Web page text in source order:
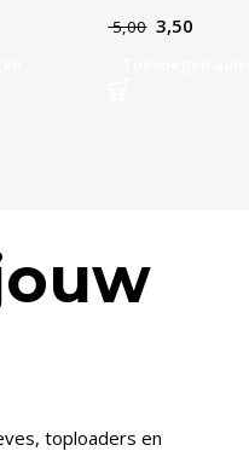
5,00 3,50
toploaders en